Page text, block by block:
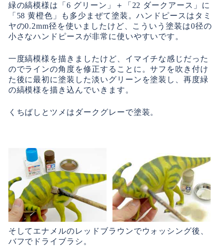
緑の縞模様は「6 グリーン」＋「22 ダークアース」に
「58 黄橙色」も多少まぜて塗装。ハンドピースはタミ
ヤの0.2mm径を使いましたけど、こういう塗装は0径の
小さなハンドピースが非常に使いやすいです。
一度縞模様を描きましたけど、イマイチな感じだった
のでラインの角度を修正することに。サフを吹き付け
た後に最初に塗装した淡いグリーンを塗装し、再度緑
の縞模様を描き込んでいきます。
くちばしとツメはダークグレーで塗装。
そしてエナメルのレッドブラウンでウォッシング後、
バフでドライブラシ。